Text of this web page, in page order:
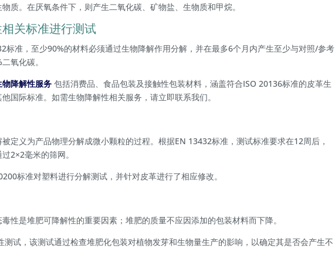
质。在厌氧条件下，则产生二氧化碳、矿物盐、生物质和甲烷。
关标准进行测试
标准，至少90%的材料必须通过生物降解作用分解，并在最多6个月内产生至少与对照/参考
氧化碳。
降解性服务 包括消费品、食品包装及接触性包装材料，涵盖符合ISO 20136标准的皮革生
国际标准。如需生物降解性相关服务，请立即联系我们。
定义为产品物理分解成微小颗粒的过程。根据EN 13432标准，测试标准要求在12周后，
2×2毫米的筛网。
标准对塑料进行分解测试，并针对皮革进行了相应修改。
性是堆肥可降解性的重要因素；堆肥的质量不应因添加的包装材料而下降。
试，该测试通过检查堆肥化包装对植物发芽和生物量生产的影响，以确定其是否会产生不